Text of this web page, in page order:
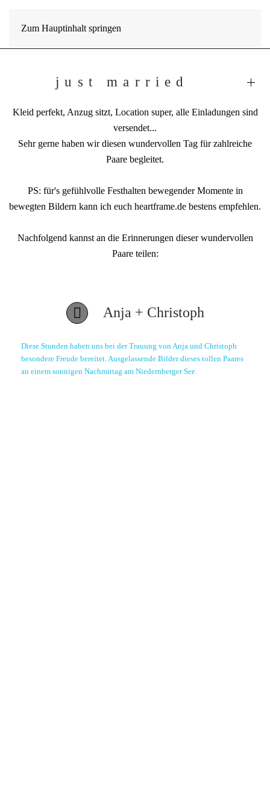
Zum Hauptinhalt springen
just married
Kleid perfekt, Anzug sitzt, Location super, alle Einladungen sind
versendet...
Sehr gerne haben wir diesen wundervollen Tag für zahlreiche
Paare begleitet.
PS: für's gefühlvolle Festhalten bewegender Momente in
bewegten Bildern kann ich euch heartframe.de bestens empfehlen.
Nachfolgend kannst an die Erinnerungen dieser wundervollen
Paare teilen:
Anja + Christoph
Diese Stunden haben uns bei der Trauung von Anja und Christoph
besondere Freude bereitet. Ausgelassende Bilder dieses tollen Paares
an einem sonnigen Nachmittag am Niedernberger See.